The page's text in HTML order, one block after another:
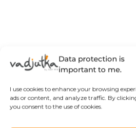
Data protection is
important to me.
I use cookies to enhance your browsing
ads or content, and analyze traffic. By
you consent to the use of cookies.